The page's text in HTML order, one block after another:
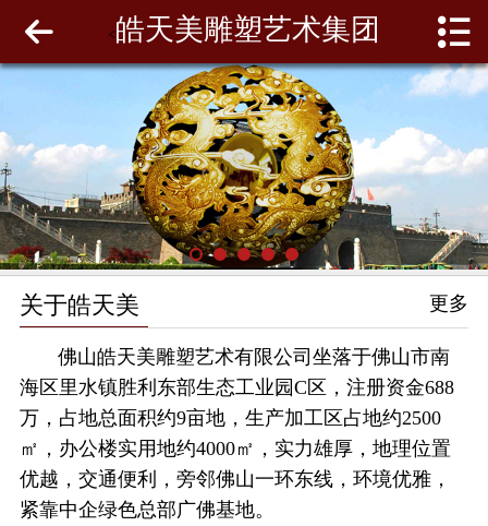
网站首页
最新动态
工程案例
雕塑泥模
<皓天美雕塑艺术集团
关于皓天美 更多
佛山皓天美雕塑艺术有限公司坐落于佛山市南
海区里水镇胜利东部生态工业园C区，注册资金688
万，占地总面积约9亩地，生产加工区占地约2500
㎡，办公楼实用地约4000㎡，实力雄厚，地理位置
优越，交通便利，旁邻佛山一环东线，环境优雅，
紧靠中企绿色总部广佛基地。